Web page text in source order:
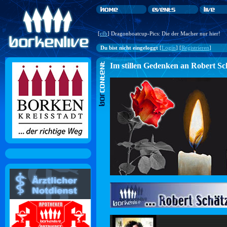
[cfb] Dragonboatcup-Pics: Die der Macher nur hier!
Du bist nicht eingeloggt[Login] [Registrieren]
Im stillen Gedenken an Robert